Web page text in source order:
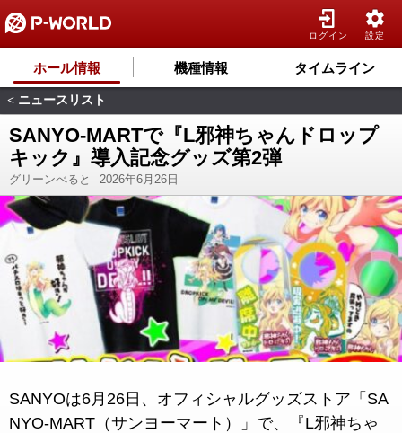
ログイン 設定
ホール情報 機種情報 タイムライン
< ニュースリスト
SANYO-MARTで『L邪神ちゃんドロップ
キック』導入記念グッズ第2弾
グリーンべると 2026年6月26日
SANYOは6月26日、オフィシャルグッズストア「SA
NYO-MART（サンヨーマート）」で、『L邪神ちゃ